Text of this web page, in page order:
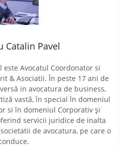
Catalin Pavel
este Avocatul Coordonator si
& Asociatii. În peste 17 ani de
in avocatura de business,
vastă, în special în domeniul
si în domeniul Corporativ și
servicii juridice de inalta
de avocatura, pe care o